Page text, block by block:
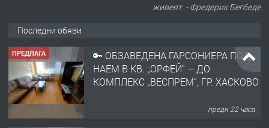
живеят. - Фредерик Бегбеде
Последни обяви
ПРЕДЛАГА
🔑 ОБЗАВЕДЕНА ГАРСОНИЕРА ПОД
НАЕМ В КВ. „ОРФЕЙ“ – ДО
КОМПЛЕКС „ВЕСПРЕМ“, ГР. ХАСКОВО
преди 22 часа